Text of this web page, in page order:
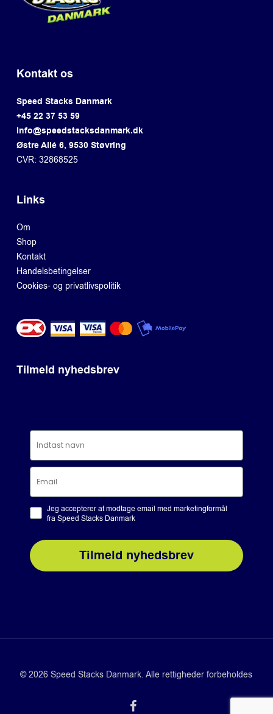
Kontakt os
Speed Stacks Danmark
+45 22 37 53 59
info@speedstacksdanmark.dk
Østre Allé 6, 9530 Støvring
CVR: 32868525
Links
Om
Shop
Kontakt
Handelsbetingelser
Cookies- og privatlivspolitik
Tilmeld nyhedsbrev
Jeg accepterer at modtage email med marketingformål
fra Speed Stacks Danmark
Tilmeld nyhedsbrev
© 2026 Speed Stacks Danmark. Alle rettigheder forbeholdes
facebook